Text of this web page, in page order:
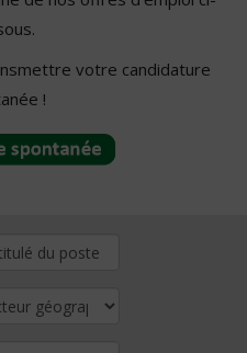
votre candidature
!